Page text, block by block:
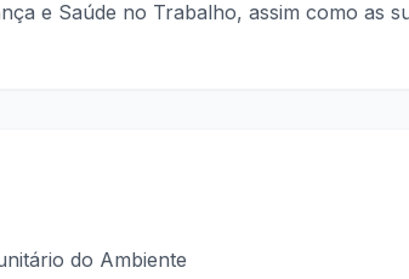
e Saúde no Trabalho, assim como as
do Ambiente